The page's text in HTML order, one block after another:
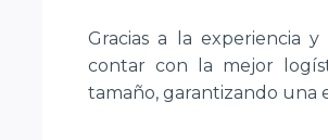
Gracias a la experiencia
contar con la mejor
tamaño, garantizando una